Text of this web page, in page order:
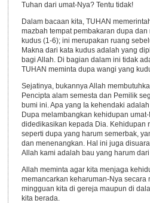
Tuhan dari umat-Nya? Tentu tidak!
Dalam bacaan kita, TUHAN
mazbah tempat pembakaran dupa
kudus (1-6); ini merupakan ruang
Makna dari kata kudus adalah yang
bagi Allah. Di bagian dalam ini tidak
TUHAN meminta dupa wangi yang
Sejatinya, bukannya Allah
Pencipta alam semesta dan Pemilik
bumi ini. Apa yang Ia kehendaki
Dupa melambangkan kehidupan
didedikasikan kepada Dia. Kehidupan
seperti dupa yang harum semerbak,
dan menenangkan. Hal ini juga
Allah kami adalah bau yang harum
Allah meminta agar kita menjaga
memancarkan keharuman-Nya secara
mingguan kita di gereja maupun di
kita berada.